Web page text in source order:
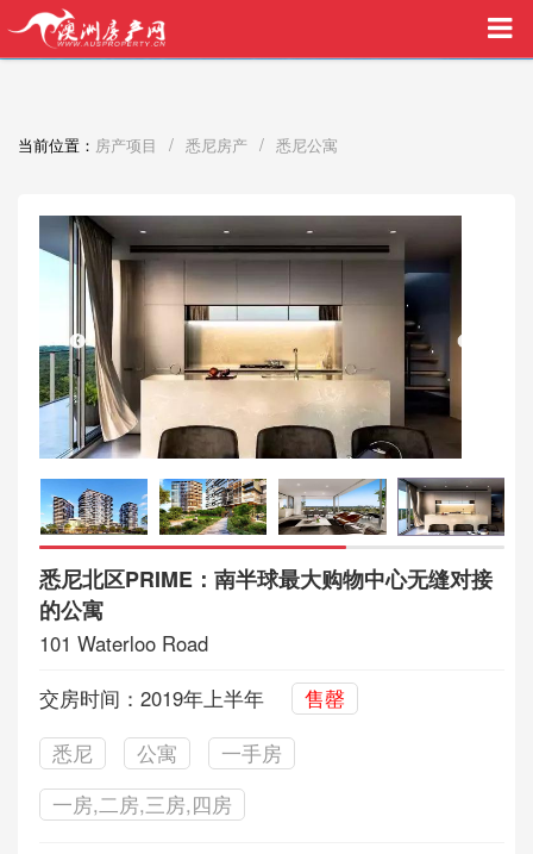
买家中介VIP服务，助您安心购房
当前位置： 房产项目 / 悉尼房产 / 悉尼公寓
悉尼北区PRIME：南半球最大购物中心无缝对接
的公寓
101 Waterloo Road
交房时间：2019年上半年
售罄
悉尼
公寓
一手房
一房,二房,三房,四房